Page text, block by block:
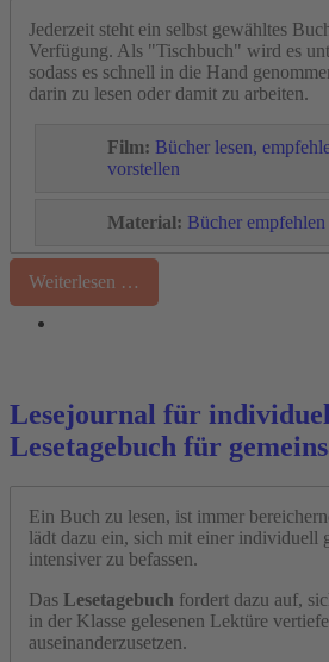
Jederzeit steht ein selbst gewähltes
Verfügung. Als "Tischbuch" wird es
sodass es schnell in die Hand
darin zu lesen oder damit zu arbeiten.
Film: Bücher lesen,
vorstellen
Material: Bücher
Weiterlesen …
Lesejournal für
Lesetagebuch für
Ein Buch zu lesen, ist immer
lädt dazu ein, sich mit einer individuell
intensiver zu befassen.
Das Lesetagebuch fordert dazu auf,
in der Klasse gelesenen Lektüre
auseinanderzusetzen.